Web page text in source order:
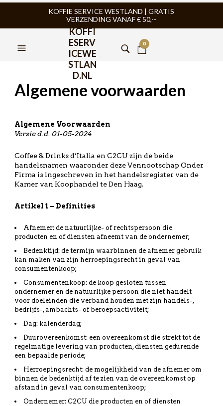
KOFFIE SERVICE WESTLAND | GRATIS
VERZENDING VANAF € 50,--
KOFFI
ESERV
ICEWE
STLAN
D.NL
0
Algemene voorwaarden
Algemene Voorwaarden
Versie d.d. 01-05-2024
Coffee & Drinks d’Italia en C2CU zijn de beide
handelsnamen waaronder deze Vennootschap Onder
Firma is ingeschreven in het handelsregister van de
Kamer van Koophandel te Den Haag.
Artikel 1 – Definities
Afnemer: de natuurlijke- of rechtspersoon die
producten en of diensten afneemt van de ondernemer;
Bedenktijd: de termijn waarbinnen de afnemer gebruik
kan maken van zijn herroepingsrecht in geval van
consumentenkoop;
Consumentenkoop: de koop gesloten tussen
ondernemer en de natuurlijke persoon die niet handelt
voor doeleinden die verband houden met zijn handels-,
bedrijfs-, ambachts- of beroepsactiviteit;
Dag: kalenderdag;
Duurovereenkomst: een overeenkomst die strekt tot de
regelmatige levering van producten, diensten gedurende
een bepaalde periode;
Herroepingsrecht: de mogelijkheid van de afnemer om
binnen de bedenktijd af te zien van de overeenkomst op
afstand in geval van consumentenkoop;
Ondernemer: C2CU die producten en of diensten